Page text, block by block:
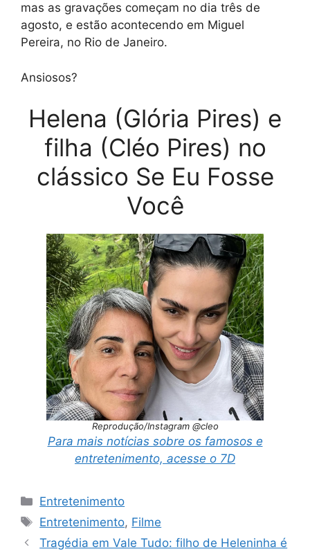
mas as gravações começam no dia três de
agosto, e estão acontecendo em Miguel
Pereira, no Rio de Janeiro.
Ansiosos?
Helena (Glória Pires) e
filha (Cléo Pires) no
clássico Se Eu Fosse
Você
Reprodução/Instagram @cleo
Para mais notícias sobre os famosos e
entretenimento, acesse o 7D
Categorias
Entretenimento
Tags
Entretenimento, Filme
Tragédia em Vale Tudo: filho de Heleninha é